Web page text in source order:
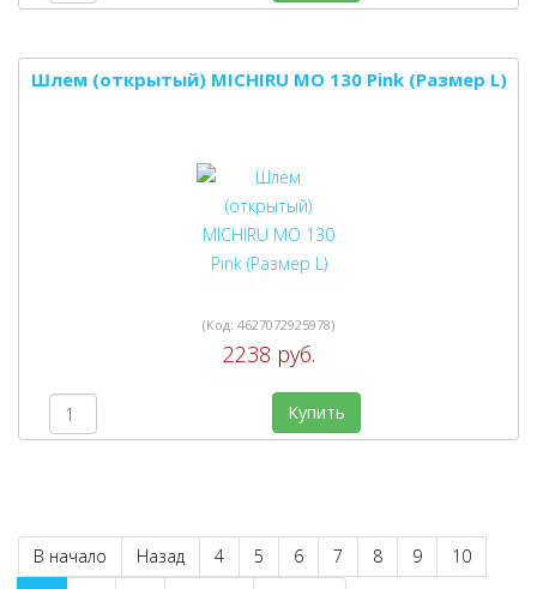
Шлем (открытый) MICHIRU MO 130 Pink (Размер L)
(Код: 4627072925978)
2238 руб.
Купить
В начало Назад 4 5 6 7 8 9
10